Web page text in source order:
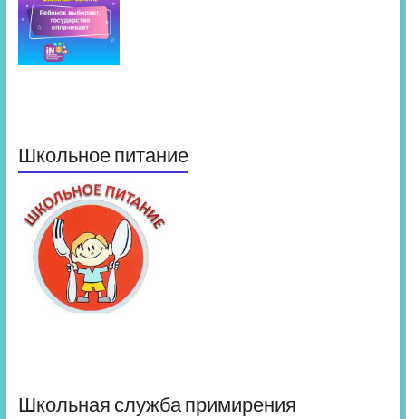
Школьное питание
Школьная служба примирения